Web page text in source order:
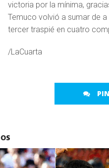
victoria por la mínima,
Temuco volvió a sumar de
tercer traspié en cuatro
/LaCuarta